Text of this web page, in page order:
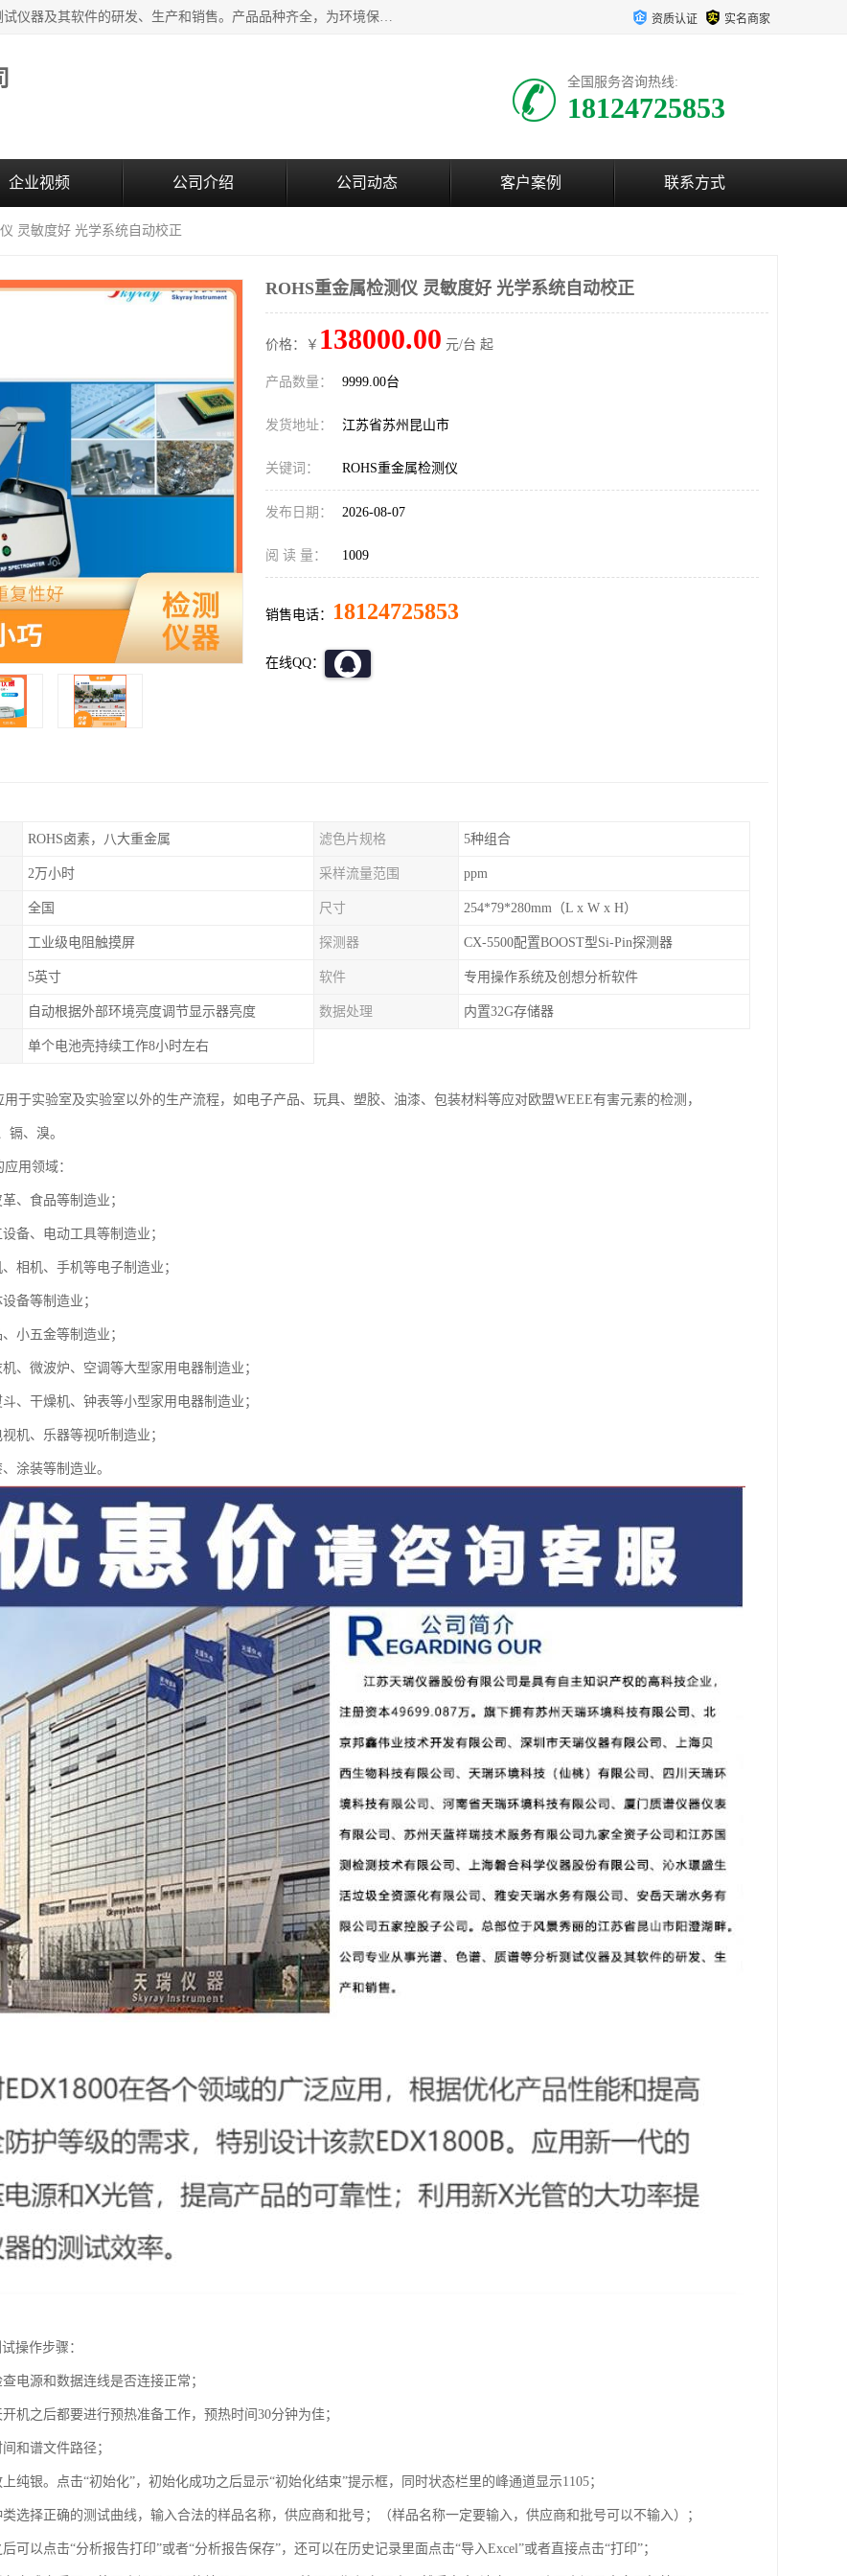
江苏天瑞仪器股份有限公司专业从事光谱、色谱、质谱等分析测试仪器及其软件的研发、生产和销售。产品品种齐全，为环境保护与安全、工业测试与分析及其它领域提供专业解决方案。 为客户提供更加先进的产品和更加满意的服务。 资质认证 实名商家
全国服务咨询热线:
18124725853
企业视频 公司介绍 公司动态 客户案例 联系方式
灵敏度好 光学系统自动校正
ROHS重金属检测仪 灵敏度好 光学系统自动校正
价格：￥ 138000.00 元/台 起
产品数量： 9999.00台
发货地址： 江苏省苏州昆山市
关键词： ROHS重金属检测仪
发布日期： 2026-08-07
阅 读 量： 1009
销售电话： 18124725853
在线QQ：
ROHS卤素，八大重金属 滤色片规格 5种组合
2万小时 采样流量范围 ppm
全国 尺寸 254*79*280mm（L x W x H）
工业级电阻触摸屏 探测器 CX-5500配置BOOST型Si-Pin探测器
5英寸 软件 专用操作系统及创想分析软件
自动根据外部环境亮度调节显示器亮度 数据处理 内置32G存储器
单个电池壳持续工作8小时左右
用于实验室及实验室以外的生产流程，如电子产品、玩具、塑胶、油漆、包装材料等应对欧盟WEEE有害元素的检测，
镉、溴。
用领域：
、食品等制造业；
备、电动工具等制造业；
相机、手机等电子制造业；
备等制造业；
小五金等制造业；
、微波炉、空调等大型家用电器制造业；
、干燥机、钟表等小型家用电器制造业；
机、乐器等视听制造业；
涂装等制造业。
操作步骤：
电源和数据连线是否连接正常；
机之后都要进行预热准备工作，预热时间30分钟为佳；
和谱文件路径；
纯银。点击“初始化”，初始化成功之后显示“初始化结束”提示框，同时状态栏里的峰通道显示1105；
选择正确的测试曲线，输入合法的样品名称，供应商和批号；（样品名称一定要输入，供应商和批号可以不输入）；
可以点击“分析报告打印”或者“分析报告保存”，还可以在历史记录里面点击“导入Excel”或者直接点击“打印”；